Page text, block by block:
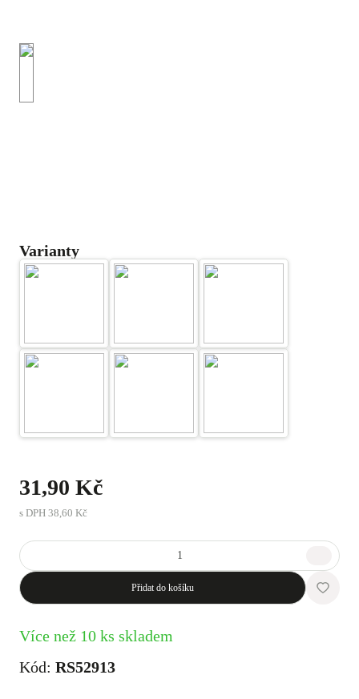
Varianty
31,90 Kč
s DPH 38,60 Kč
Přidat do košíku
Více než 10 ks skladem
Kód: RS52913